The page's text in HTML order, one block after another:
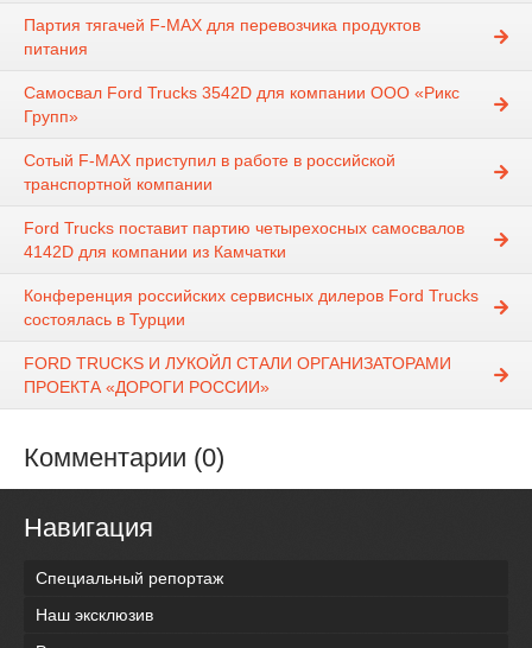
Партия тягачей F-MAX для перевозчика продуктов
питания
Самосвал Ford Trucks 3542D для компании ООО «Рикс
Групп»
Сотый F-MAX приступил в работе в российской
транспортной компании
Ford Trucks поставит партию четырехосных самосвалов
4142D для компании из Камчатки
Конференция российских сервисных дилеров Ford Trucks
состоялась в Турции
FORD TRUCKS И ЛУКОЙЛ СТАЛИ ОРГАНИЗАТОРАМИ
ПРОЕКТА «ДОРОГИ РОССИИ»
Комментарии (0)
Навигация
Специальный репортаж
Наш эксклюзив